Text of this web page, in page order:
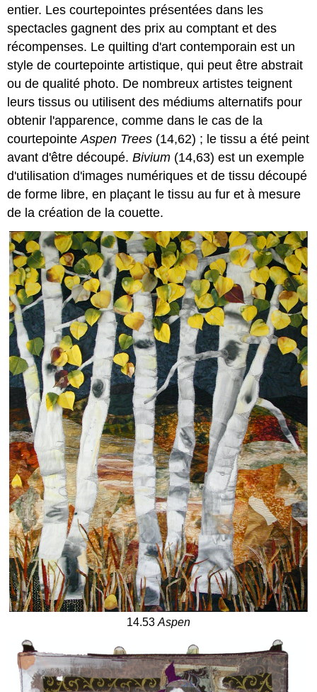
entier. Les courtepointes présentées dans les
spectacles gagnent des prix au comptant et des
récompenses. Le quilting d'art contemporain est un
style de courtepointe artistique, qui peut être abstrait
ou de qualité photo. De nombreux artistes teignent
leurs tissus ou utilisent des médiums alternatifs pour
obtenir l'apparence, comme dans le cas de la
courtepointeAspen Trees (14,62) ; le tissu a été peint
avant d'être découpé.Bivium (14,63) est un exemple
d'utilisation d'images numériques et de tissu découpé
de forme libre, en plaçant le tissu au fur et à mesure
de la création de la couette.
14.53 Aspen